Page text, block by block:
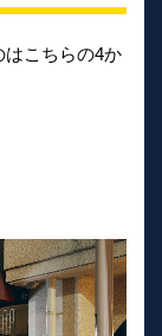
はこちらの4か